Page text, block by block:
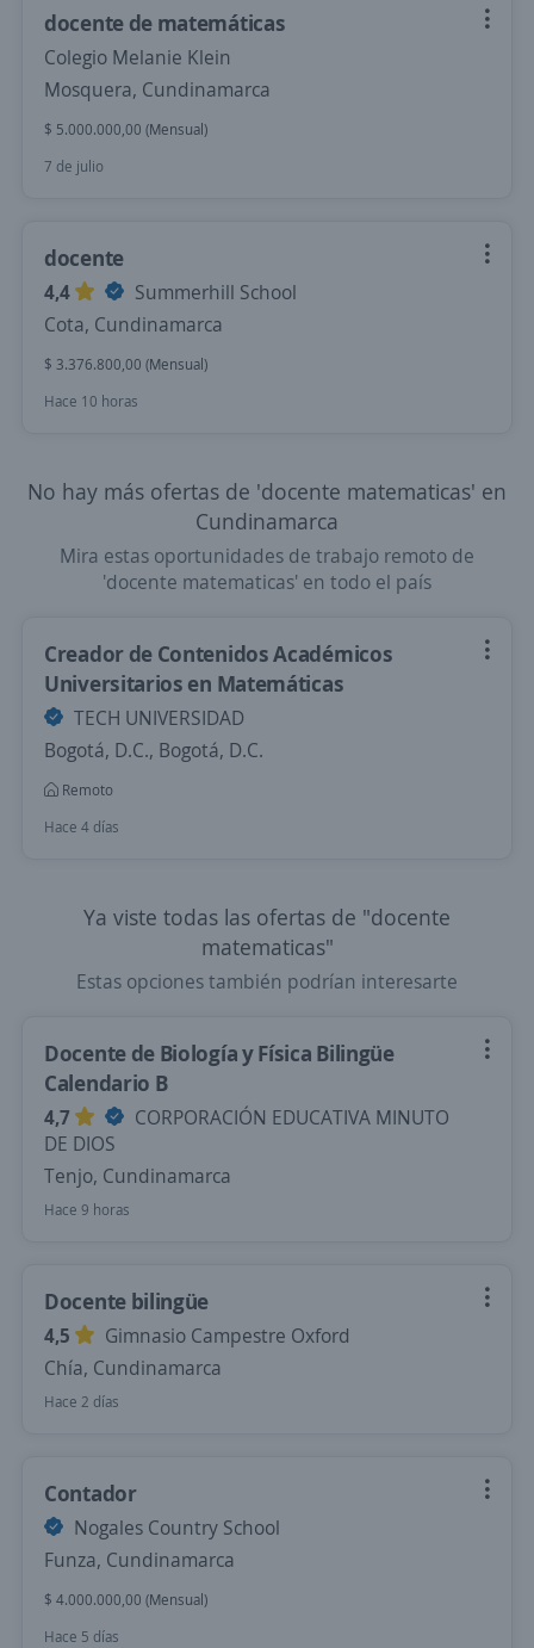
docente de matemáticas
Colegio Melanie Klein
Mosquera, Cundinamarca
$ 5.000.000,00 (Mensual)
7 de julio
docente
4,4
Summerhill School
Cota, Cundinamarca
$ 3.376.800,00 (Mensual)
Hace 10 horas
No hay más ofertas de 'docente matematicas' en
Cundinamarca
Mira estas oportunidades de trabajo remoto de
'docente matematicas' en todo el país
Creador de Contenidos Académicos
Universitarios en Matemáticas
TECH UNIVERSIDAD
Bogotá, D.C., Bogotá, D.C.
Remoto
Hace 4 días
Ya viste todas las ofertas de "docente
matematicas"
Estas opciones también podrían interesarte
Docente de Biología y Física Bilingüe
Calendario B
4,7
CORPORACIÓN EDUCATIVA MINUTO
DE DIOS
Tenjo, Cundinamarca
Hace 9 horas
Docente bilingüe
4,5
Gimnasio Campestre Oxford
Chía, Cundinamarca
Hace 2 días
Contador
Nogales Country School
Funza, Cundinamarca
$ 4.000.000,00 (Mensual)
Hace 5 días